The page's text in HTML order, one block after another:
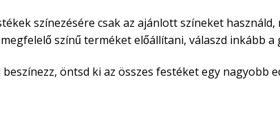
színezésére csak az ajánlott színeket használd,
színű terméket előállítani, válaszd inkább a
öntsd ki az összes festéket egy nagyobb